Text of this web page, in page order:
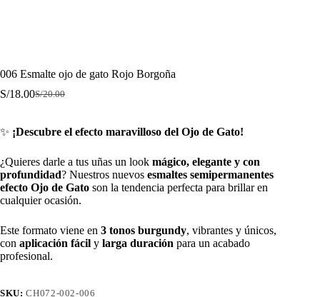
006 Esmalte ojo de gato Rojo Borgoña
S/20.00
El
original
era:
S/18.00El
actual
es:
✨ ¡Descubre el efecto maravilloso del Ojo de Gato!
¿Quieres darle a tus uñas un look mágico, elegante y con
profundidad? Nuestros nuevos esmaltes semipermanentes
efecto Ojo de Gato son la tendencia perfecta para brillar en
cualquier ocasión.
Este formato viene en 3 tonos burgundy, vibrantes y únicos,
con aplicación fácil y larga duración para un acabado
profesional.
SKU:CH072-002-006